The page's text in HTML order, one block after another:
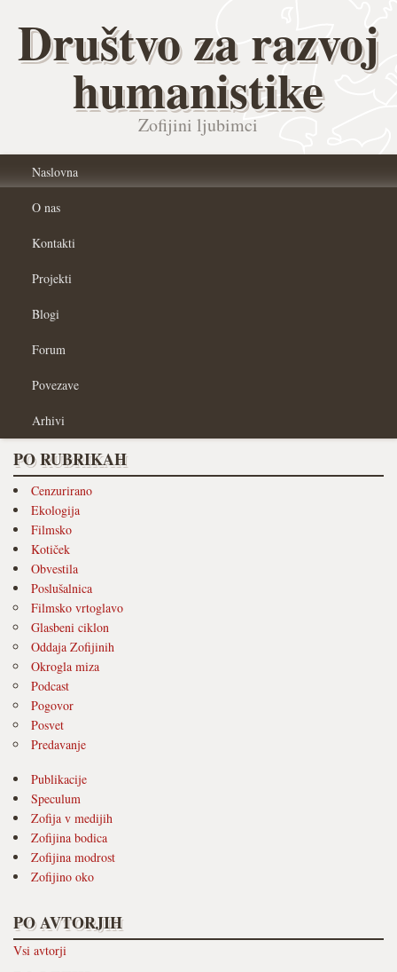
Društvo za razvoj
humanistike
Zofijini ljubimci
Naslovna
O nas
Kontakti
Projekti
Blogi
Forum
Povezave
Arhivi
PO RUBRIKAH
Cenzurirano
Ekologija
Filmsko
Kotiček
Obvestila
Poslušalnica
Filmsko vrtoglavo
Glasbeni ciklon
Oddaja Zofijinih
Okrogla miza
Podcast
Pogovor
Posvet
Predavanje
Publikacije
Speculum
Zofija v medijih
Zofijina bodica
Zofijina modrost
Zofijino oko
PO AVTORJIH
Vsi avtorji